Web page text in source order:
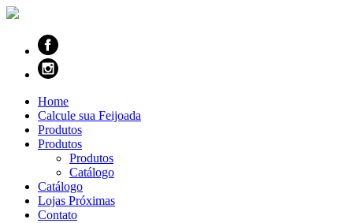
Home
Calcule sua Feijoada
Produtos
Produtos
Produtos
Catálogo
Catálogo
Lojas Próximas
Contato